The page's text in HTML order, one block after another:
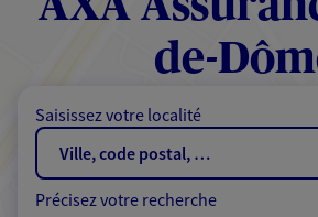
principal
Accéder
au
de
de-
Saisissez votre localité
Précisez votre recherche